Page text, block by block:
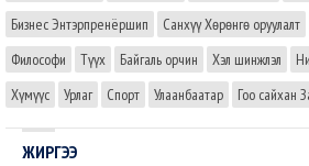
Бизнес Энтэрпренёршип
Санхүү Хөрөнгө оруулалт
Философи
Түүх Байгаль орчин Хэл шинжлэл
Хүмүүс
Урлаг Спорт Улаанбаатар Гоо сайхан
ЖИРГЭЭ